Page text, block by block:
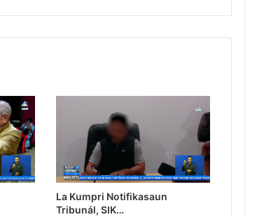
La Kumpri Notifikasaun
Tribunál, SIK…